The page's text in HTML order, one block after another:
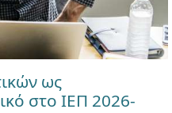
ως
στο ΙΕΠ 2026-